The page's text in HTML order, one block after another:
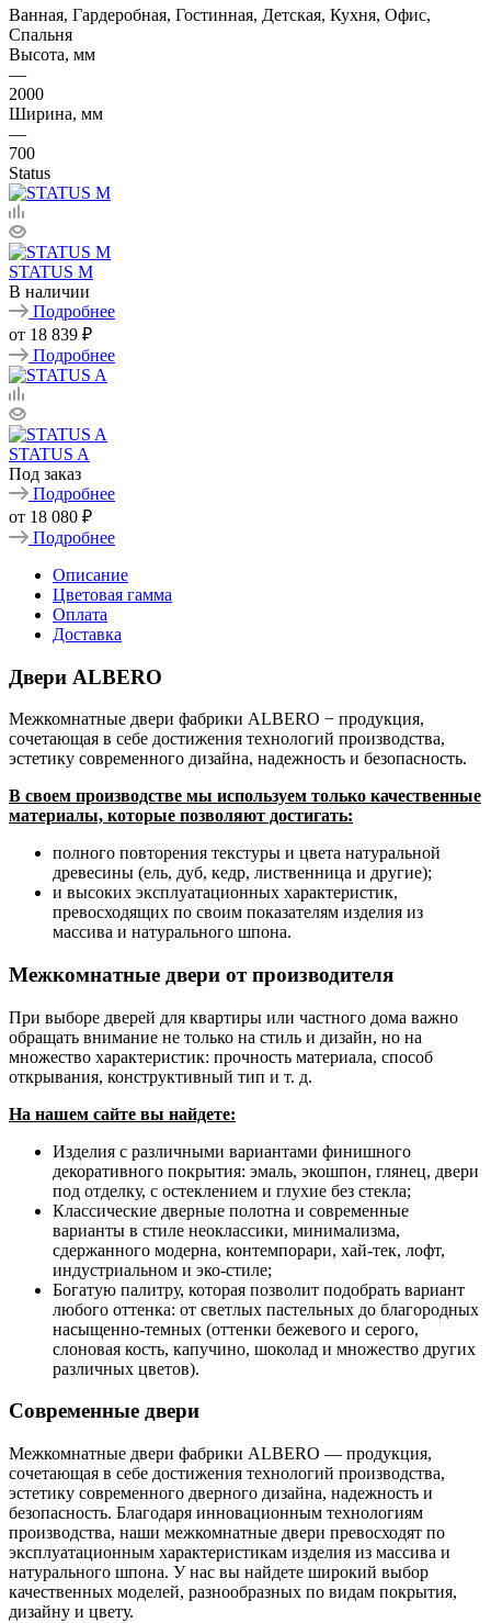
Ванная, Гардеробная, Гостинная, Детская, Кухня, Офис,
Спальня
Высота, мм
—
2000
Ширина, мм
—
700
Status
STATUS M
В наличии
Подробнее
от 18 839 ₽
Подробнее
STATUS A
Под заказ
Подробнее
от 18 080 ₽
Подробнее
Описание
Цветовая гамма
Оплата
Доставка
Двери ALBERO
Межкомнатные двери фабрики ALBERO − продукция,
сочетающая в себе достижения технологий производства,
эстетику современного дизайна, надежность и безопасность.
В своем производстве мы используем только качественные
материалы, которые позволяют достигать:
полного повторения текстуры и цвета натуральной
древесины (ель, дуб, кедр, лиственница и другие);
и высоких эксплуатационных характеристик,
превосходящих по своим показателям изделия из
массива и натурального шпона.
Межкомнатные двери от производителя
При выборе дверей для квартиры или частного дома важно
обращать внимание не только на стиль и дизайн, но на
множество характеристик: прочность материала, способ
открывания, конструктивный тип и т. д.
На нашем сайте вы найдете:
Изделия с различными вариантами финишного
декоративного покрытия: эмаль, экошпон, глянец, двери
под отделку, с остеклением и глухие без стекла;
Классические дверные полотна и современные
варианты в стиле неоклассики, минимализма,
сдержанного модерна, контемпорари, хай-тек, лофт,
индустриальном и эко-стиле;
Богатую палитру, которая позволит подобрать вариант
любого оттенка: от светлых пастельных до благородных
насыщенно-темных (оттенки бежевого и серого,
слоновая кость, капучино, шоколад и множество других
различных цветов).
Современные двери
Межкомнатные двери фабрики ALBERO — продукция,
сочетающая в себе достижения технологий производства,
эстетику современного дверного дизайна, надежность и
безопасность. Благодаря инновационным технологиям
производства, наши межкомнатные двери превосходят по
эксплуатационным характеристикам изделия из массива и
натурального шпона. У нас вы найдете широкий выбор
качественных моделей, разнообразных по видам покрытия,
дизайну и цвету.